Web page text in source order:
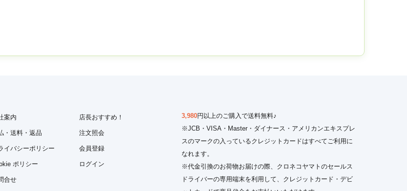
案内
・送料・返品
イバシーポリシー
ポリシー
合せ
店長おすすめ！
注文照会
会員登録
ログイン
3,980円以上のご購入で送料無料♪
※JCB・VISA・Master・ダイナース・アメリカンエキスプレ
スのマークの入っているクレジットカードはすべてご利用に
なれます。
※代金引換のお荷物お届けの際、クロネコヤマトのセールス
ドライバーの専用端末を利用して、クレジットカード・デビ